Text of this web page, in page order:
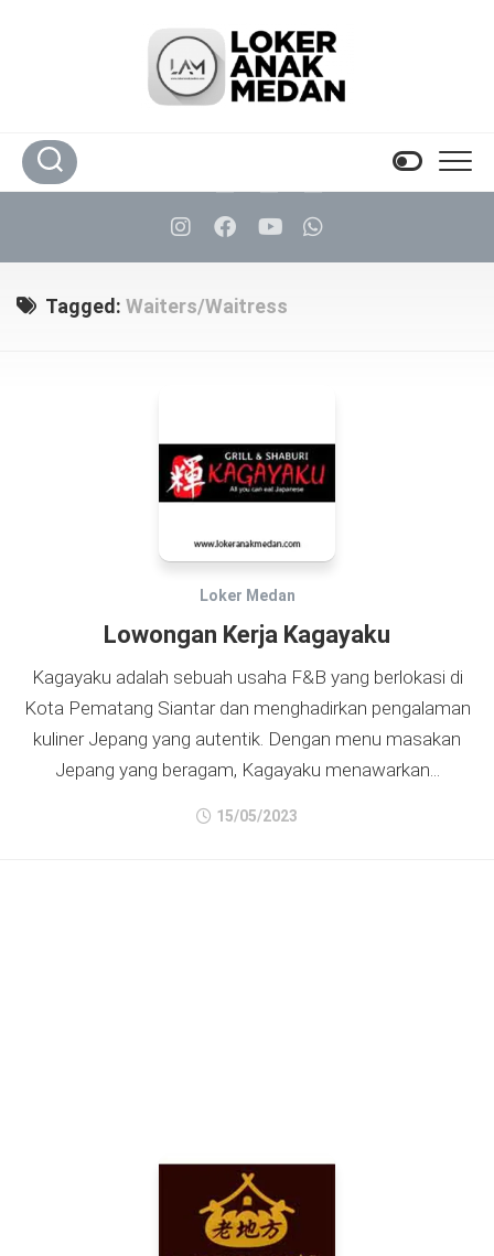
Tagged: Waiters/Waitress
Loker Medan
Lowongan Kerja Kagayaku
Kagayaku adalah sebuah usaha F&B yang berlokasi di
Kota Pematang Siantar dan menghadirkan pengalaman
kuliner Jepang yang autentik. Dengan menu masakan
Jepang yang beragam, Kagayaku menawarkan...
15/05/2023